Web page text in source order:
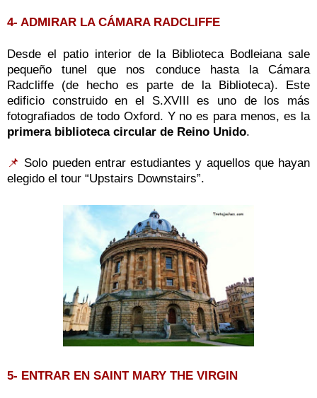
4- ADMIRAR LA CÁMARA RADCLIFFE
Desde el patio interior de la Biblioteca Bodleiana sale
pequeño tunel que nos conduce hasta la Cámara
Radcliffe (de hecho es parte de la Biblioteca). Este
edificio construido en el S.XVIII es uno de los más
fotografiados de todo Oxford. Y no es para menos, es la
primera biblioteca circular de Reino Unido.
📌 Solo pueden entrar estudiantes y aquellos que hayan
elegido el tour “Upstairs Downstairs”.
5- ENTRAR EN SAINT MARY THE VIRGIN